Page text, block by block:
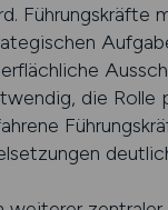
Führungskräfte
die Rolle